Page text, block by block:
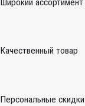
Качественный товар
Персональные скидки